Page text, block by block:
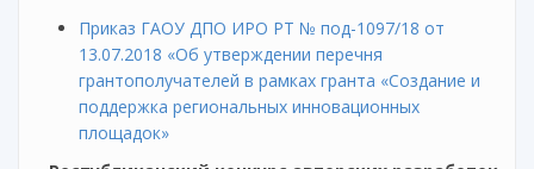
Приказ ГАОУ ДПО ИРО РТ № под-1097/18 от
13.07.2018 «Об утверждении перечня
грантополучателей в рамках гранта «Создание и
поддержка региональных инновационных
площадок»